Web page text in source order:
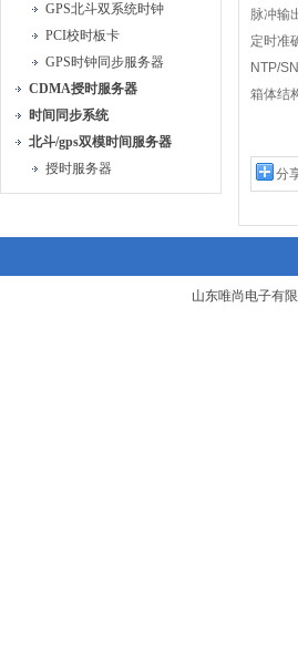
GPS北斗双系统时钟
PCI校时板卡
GPS时钟同步服务器
CDMA授时服务器
时间同步系统
北斗/gps双模时间服务器
授时服务器
脉冲输
定时准
NTP/
箱体结
分
山东唯尚电子有